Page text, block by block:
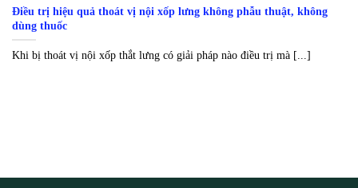
Điều trị hiệu quả thoát vị nội xốp lưng không phẫu thuật, không
dùng thuốc
Khi bị thoát vị nội xốp thắt lưng có giải pháp nào điều trị mà [...]